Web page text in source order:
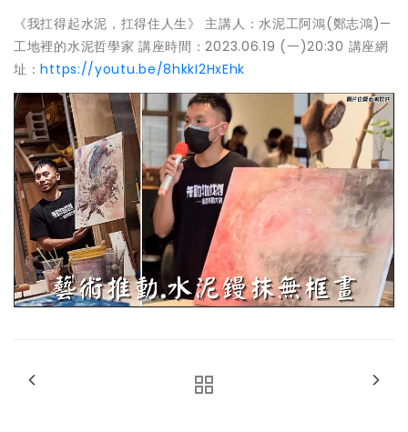
《我扛得起水泥，扛得住人生》 主講人：水泥工阿鴻(鄭志鴻)—
工地裡的水泥哲學家 講座時間：2023.06.19 (一)20:30 講座網
址：https://youtu.be/8hkkI2HxEhk